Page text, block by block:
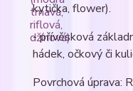
kytička, flower).
- přívěsková
hádek, očkový či
Povrchová úprava: